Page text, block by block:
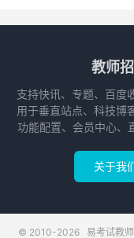
教师
支持快讯、专题、百度
用于垂直站点、科技博
功能配置、会员中心、
关于我
© 2010-2026 易考试教